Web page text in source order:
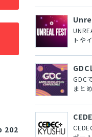
202
トや
GDC
GDC
まと